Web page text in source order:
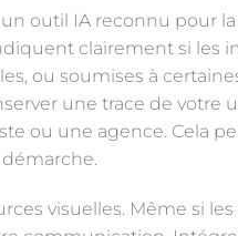
outil IA reconnu pour
clairement si les
ou soumises à
une trace de votre
ou une agence. Cela
visuelles. Même si